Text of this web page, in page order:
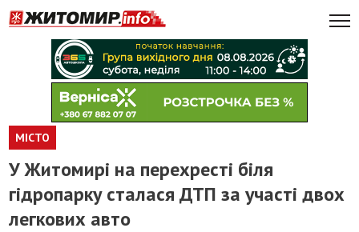
МІСТО
У Житомирі на перехресті біля
гідропарку сталася ДТП за участі двох
легкових авто